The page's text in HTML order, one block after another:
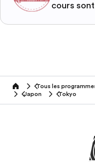
cours
home Tous les
Japon
Tokyo